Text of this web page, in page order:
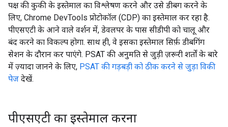
पक्ष की कुकी के इस्तेमाल का विश्लेषण करने और उसे डीबग करने के
लिए, Chrome DevTools प्रोटोकॉल (CDP) का इस्तेमाल कर रहा है.
पीएसएटी के आने वाले वर्शन में, डेवलपर के पास सीडीपी को चालू और
बंद करने का विकल्प होगा. साथ ही, वे इसका इस्तेमाल सिर्फ़ डीबगिंग
सेशन के दौरान कर पाएंगे. PSAT की अनुमति से जुड़ी ज़रूरी शर्तों के बारे
में ज़्यादा जानने के लिए, PSAT की गड़बड़ी को ठीक करने से जुड़ा विकी
पेज देखें.
पीएसएटी का इस्तेमाल करना